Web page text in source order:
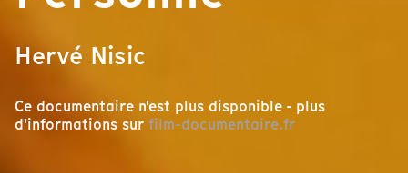
Hervé Nisic
Ce documentaire n'est plus disponible - plus
d'informations sur film-documentaire.fr